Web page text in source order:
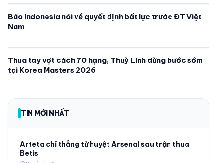
Báo Indonesia nói về quyết định bất lực trước ĐT Việt
Nam
Thua tay vợt cách 70 hạng, Thuỳ Linh dừng bước sớm
tại Korea Masters 2026
TIN MỚI NHẤT
Arteta chỉ thẳng tử huyệt Arsenal sau trận thua
Betis